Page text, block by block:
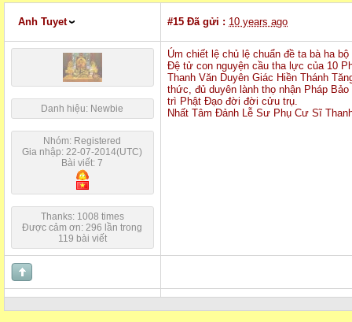
Anh Tuyet #15 Đã gửi : 10 years ago
Danh hiệu: Newbie
Nhóm: Registered
Gia nhập: 22-07-2014(UTC)
Bài viết: 7
Thanks: 1008 times
Được cảm ơn: 296 lần trong
119 bài viết
Úm chiết lệ chủ lệ chuẩn đề ta bà ha
Đệ tử con nguyện cầu tha lực của 10
Thanh Văn Duyên Giác Hiền Thánh
thức, đủ duyên lành thọ nhận Pháp
trì Phật Đạo đời đời cửu trụ.
Nhất Tâm Đảnh Lễ Sư Phụ Cư Sĩ